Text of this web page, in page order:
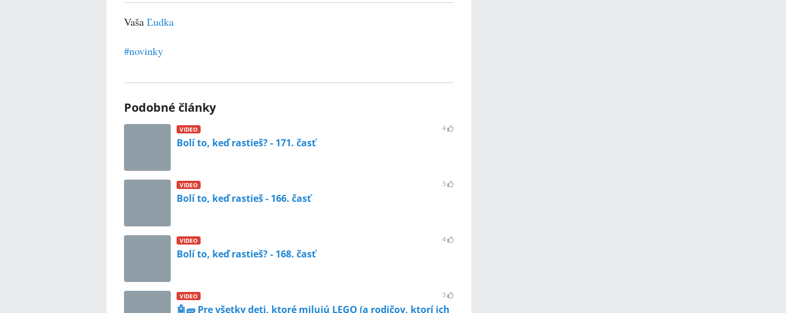
Vaša Ľudka
#novinky
Podobné články
VIDEO 4
Bolí to, keď rastieš? - 171. časť
VIDEO 3
Bolí to, keď rastieš - 166. časť
VIDEO 4
Bolí to, keď rastieš? - 168. časť
VIDEO 3
🤖🧱 Pre všetky deti, ktoré milujú LEGO (a rodičov, ktorí ich